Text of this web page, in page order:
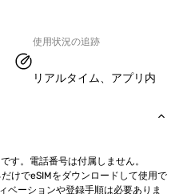
使用状況の追跡
リアルタイム、アプリ内
す。電話番号は付属しません。
けでeSIMをダウンロードして使用で
ベーションや登録手順は必要ありま